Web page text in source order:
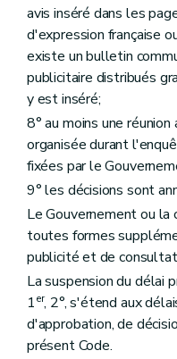
Art. 147
Art. 148
Sous-
Art. 149
Chapitre V Des certificats
Art. 150
Art. 150bis
Art. 151
Art. 152
Titre VI Des
Art. 153
Art. 155
Art. 156
Art. 157
Art. 158
Art. 159
Art. 159bis
Titre VII Des
Art. 160
avis inséré dans les
d'expression française
existe un bulletin
publicitaire distribués
y est inséré;
8° au moins une
organisée durant
fixées par le
9° les décisions sont
Le Gouvernement ou la
toutes formes
publicité et de
La suspension du délai
1er, 2°, s'étend aux
d'approbation, de
présent Code.